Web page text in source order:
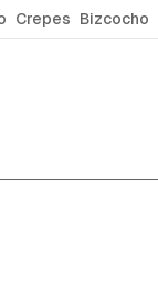
Crepes Bizcocho